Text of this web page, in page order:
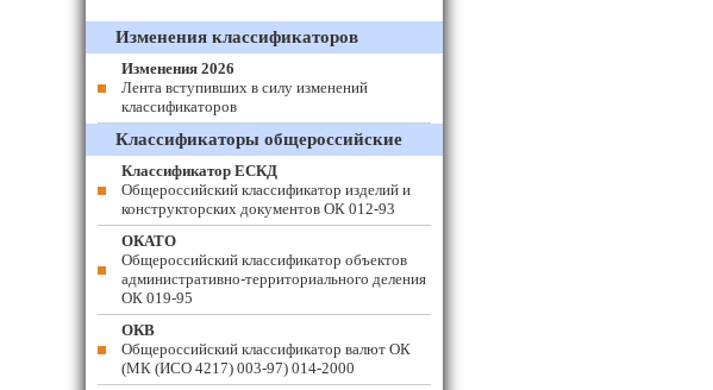
Изменения классификаторов
Изменения 2026
Лента вступивших в силу изменений
классификаторов
Классификаторы общероссийские
Классификатор ЕСКД
Общероссийский классификатор изделий и
конструкторских документов ОК 012-93
ОКАТО
Общероссийский классификатор объектов
административно-территориального деления
ОК 019-95
ОКВ
Общероссийский классификатор валют ОК
(МК (ИСО 4217) 003-97) 014-2000